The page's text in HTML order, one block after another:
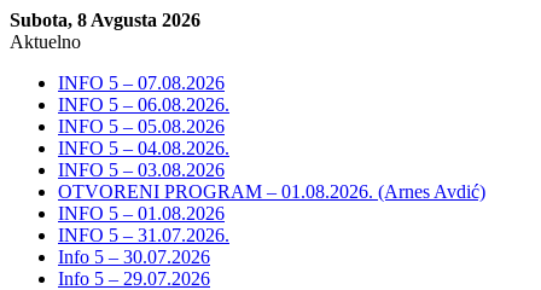
Subota, 8 Avgusta 2026
Aktuelno
INFO 5 – 07.08.2026
INFO 5 – 06.08.2026.
INFO 5 – 05.08.2026
INFO 5 – 04.08.2026.
INFO 5 – 03.08.2026
OTVORENI PROGRAM – 01.08.2026. (Arnes Avdić)
INFO 5 – 01.08.2026
INFO 5 – 31.07.2026.
Info 5 – 30.07.2026
Info 5 – 29.07.2026